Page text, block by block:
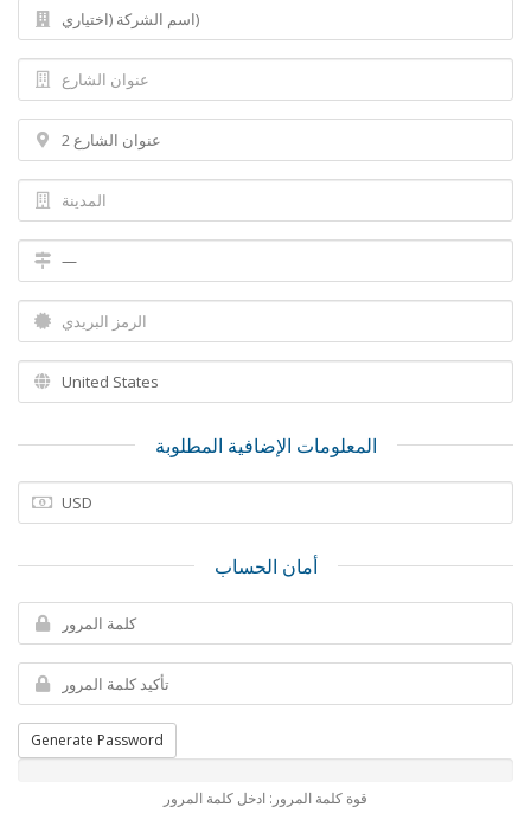
المعلومات الإضافية المطلوبة
أمان الحساب
Generate Password
قوة كلمة المرور: ادخل كلمة المرور